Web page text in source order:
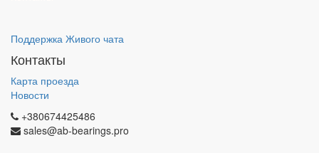
Поддержка Живого чата
Контакты
Карта проезда
Новости
+380674425486
sales@ab-bearings.pro